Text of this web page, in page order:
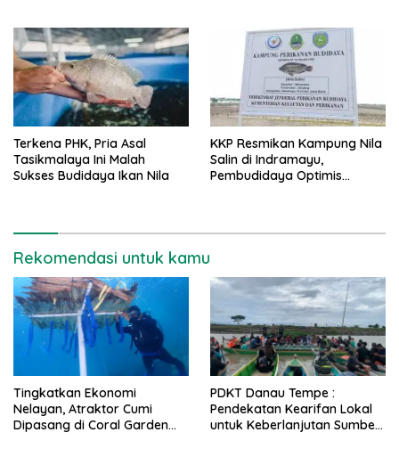
Terkena PHK, Pria Asal
Tasikmalaya Ini Malah
Sukses Budidaya Ikan Nila
KKP Resmikan Kampung Nila
Salin di Indramayu,
Pembudidaya Optimis
Rekomendasi untuk kamu
Tingkatkan Ekonomi
Nelayan, Atraktor Cumi
Dipasang di Coral Garden
PDKT Danau Tempe :
Pendekatan Kearifan Lokal
untuk Keberlanjutan Sumber